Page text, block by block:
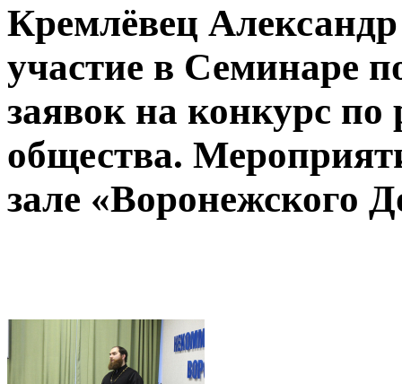
Кремлёвец
участие в Семинаре
заявок на конкурс
общества.
зале «Воронежского